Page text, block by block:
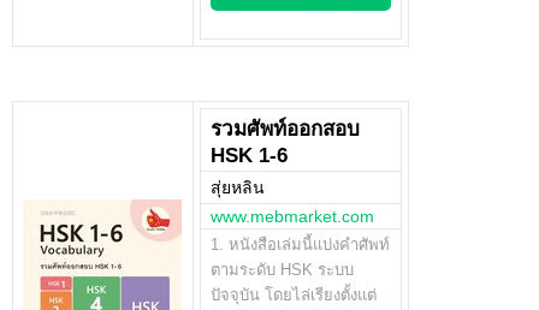
รวมศัพท์ออกสอบ
HSK 1-6
สุ่ยหลิน
www.mebmarket.com
1. หนังสือเล่มนี้แบ่งคำศัพท์
ตามระดับ HSK ระบบ
ปัจจุบัน โดยไล่เรียงตั้งแต่